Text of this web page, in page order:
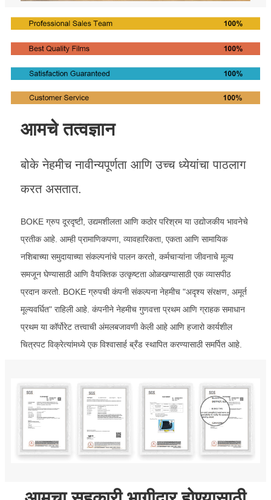
आमचे तत्वज्ञान
बोके नेहमीच नावीन्यपूर्णता आणि उच्च ध्येयांचा पाठलाग
करत असतात.
BOKE ग्रुप दूरदृष्टी, उद्यमशीलता आणि कठोर परिश्रम या उद्योजकीय भावनेचे
प्रतीक आहे. आम्ही प्रामाणिकपणा, व्यावहारिकता, एकता आणि सामायिक
नशिबाच्या समुदायाच्या संकल्पनांचे पालन करतो, कर्मचाऱ्यांना जीवनाचे मूल्य
समजून घेण्यासाठी आणि वैयक्तिक उत्कृष्टता ओळखण्यासाठी एक व्यासपीठ
प्रदान करतो. BOKE ग्रुपची कंपनी संकल्पना नेहमीच "अदृश्य संरक्षण, अमूर्त
मूल्यवर्धित" राहिली आहे. कंपनीने नेहमीच गुणवत्ता प्रथम आणि ग्राहक समाधान
प्रथम या कॉर्पोरेट तत्त्वाची अंमलबजावणी केली आहे आणि हजारो कार्यशील
चित्रपट विक्रेत्यांमध्ये एक विश्वासार्ह ब्रँड स्थापित करण्यासाठी समर्पित आहे.